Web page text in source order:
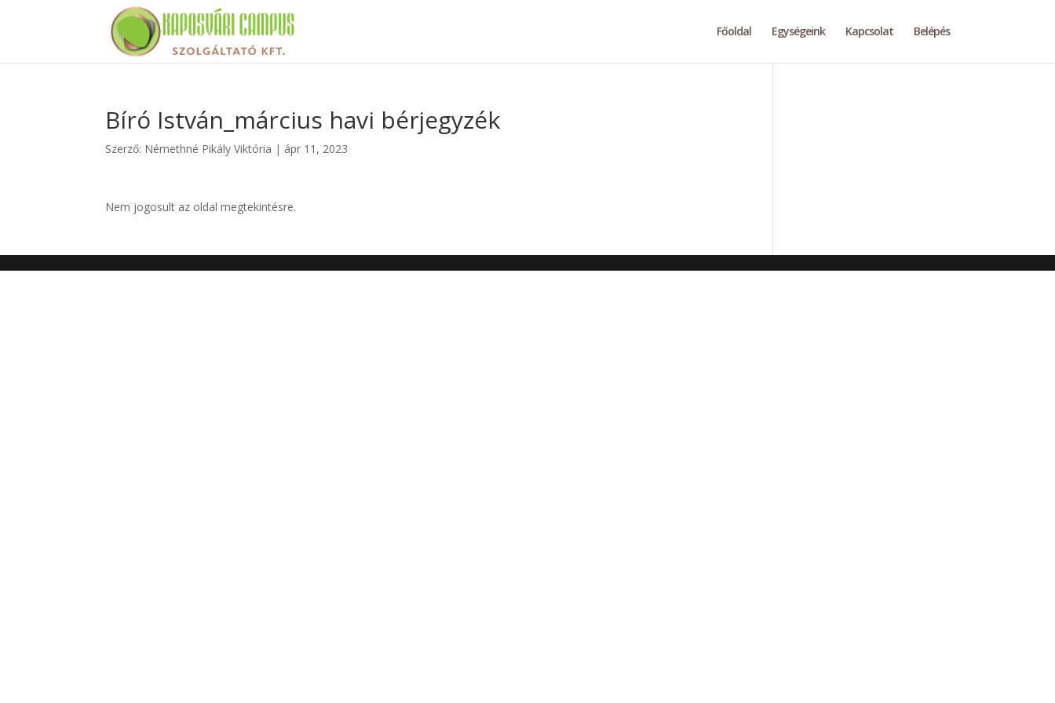
Főoldal Egységeink Kapcsolat Belépés
Bíró István_március havi bérjegyzék
Szerző: Némethné Pikály Viktória | ápr 11, 2023
Nem jogosult az oldal megtekintésre.